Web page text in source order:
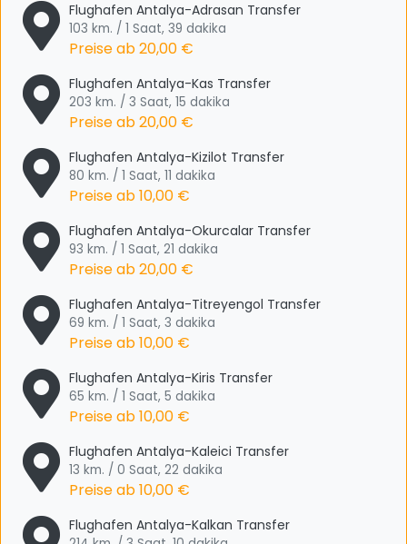
Flughafen Antalya-Adrasan Transfer
103 km. / 1 Saat, 39 dakika
Preise ab20,00 €
Flughafen Antalya-Kas Transfer
203 km. / 3 Saat, 15 dakika
Preise ab20,00 €
Flughafen Antalya-Kizilot Transfer
80 km. / 1 Saat, 11 dakika
Preise ab10,00 €
Flughafen Antalya-Okurcalar Transfer
93 km. / 1 Saat, 21 dakika
Preise ab20,00 €
Flughafen Antalya-Titreyengol Transfer
69 km. / 1 Saat, 3 dakika
Preise ab10,00 €
Flughafen Antalya-Kiris Transfer
65 km. / 1 Saat, 5 dakika
Preise ab10,00 €
Flughafen Antalya-Kaleici Transfer
13 km. / 0 Saat, 22 dakika
Preise ab10,00 €
Flughafen Antalya-Kalkan Transfer